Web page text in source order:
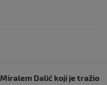
Dalić koji je tražio